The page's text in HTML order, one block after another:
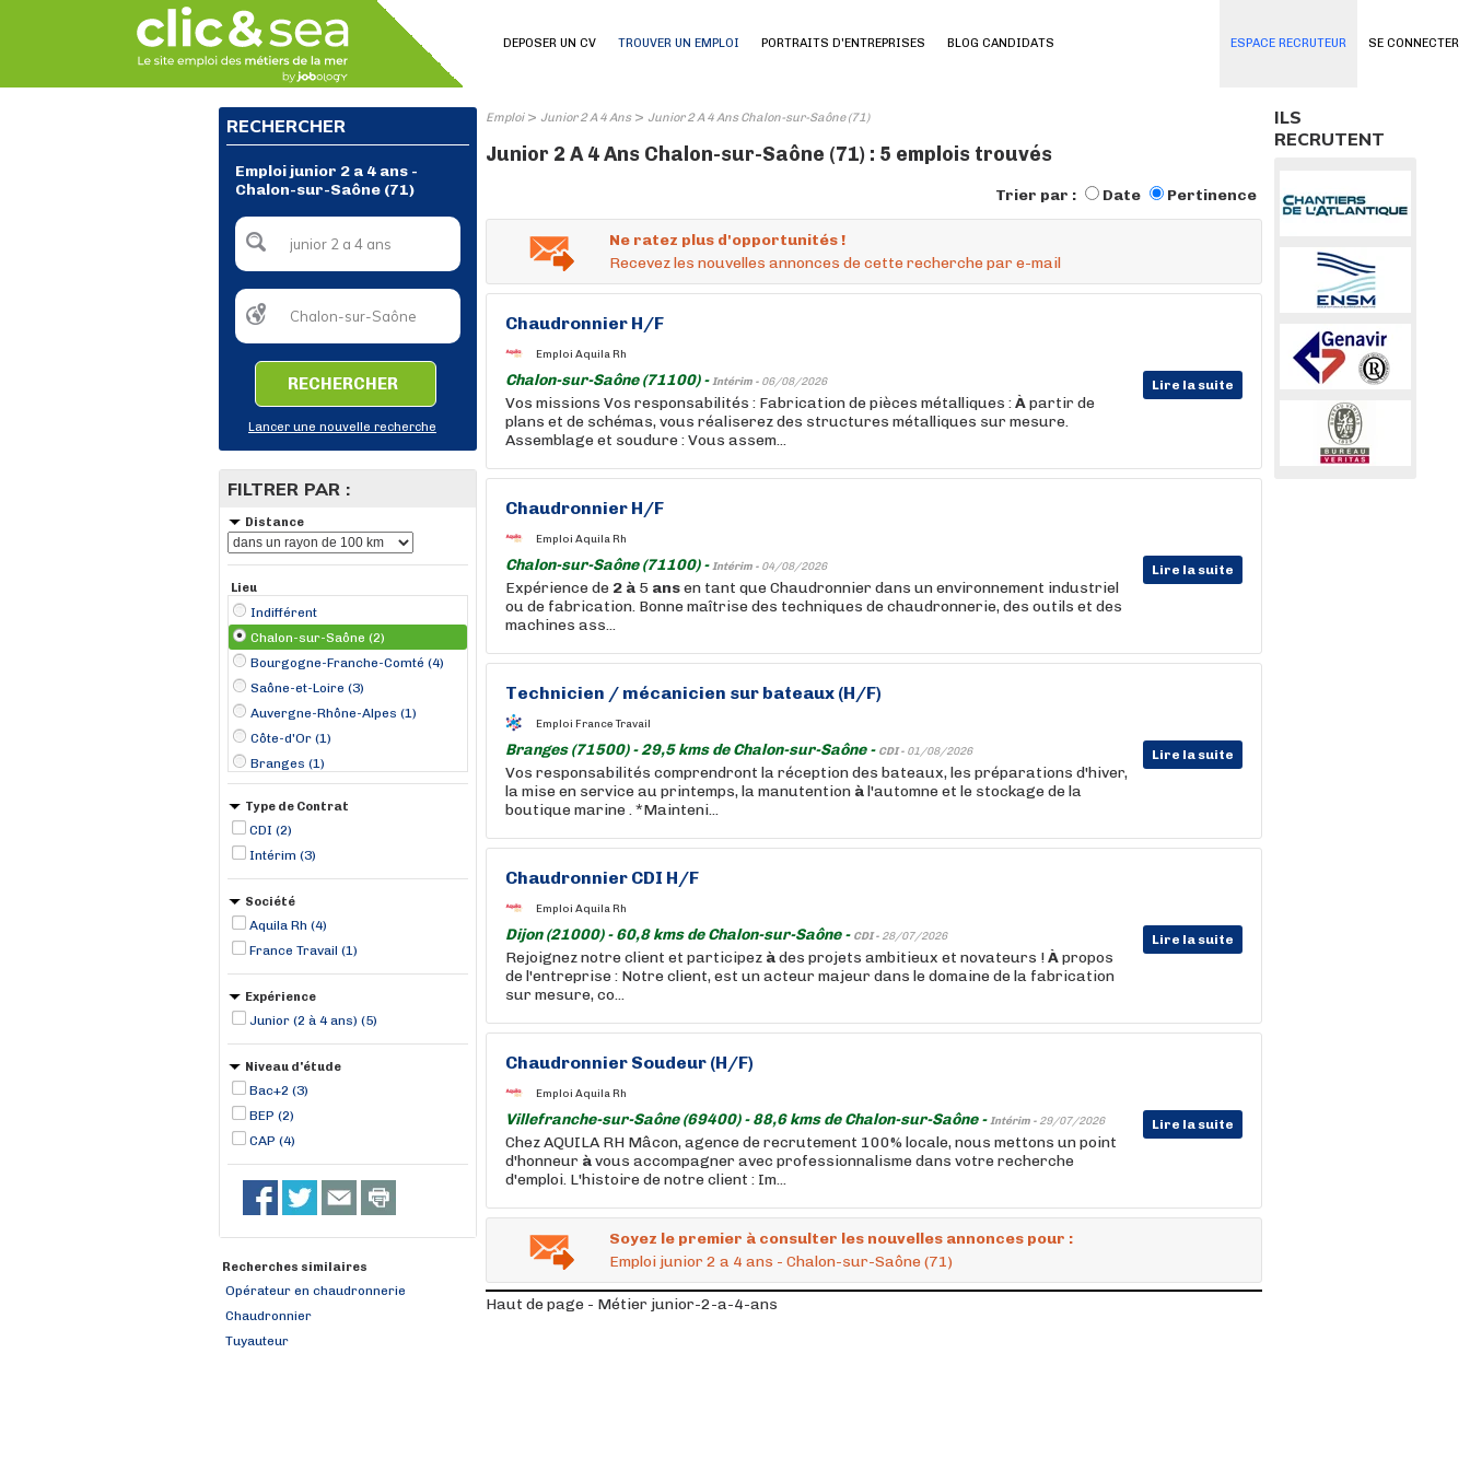
SE CONNECTER
DEPOSER UN CV TROUVER UN EMPLOI PORTRAITS D'ENTREPRISES BLOG CANDIDATS ESPACE RECRUTEUR
RECHERCHER
Emploi junior 2 a 4 ans -
Chalon-sur-Saône (71)
RECHERCHER
Lancer une nouvelle recherche
FILTRER PAR :
Distance
Lieu
Indifférent
Chalon-sur-Saône (2)
Bourgogne-Franche-Comté (4)
Saône-et-Loire (3)
Auvergne-Rhône-Alpes (1)
Côte-d'Or (1)
Branges (1)
Dijon (1)
Villefranche-sur-Saône (1)
Type de Contrat
CDI (2)
Intérim (3)
Société
Aquila Rh (4)
France Travail (1)
Expérience
Junior (2 à 4 ans) (5)
Niveau d'étude
Bac+2 (3)
BEP (2)
CAP (4)
Recherches similaires
Opérateur en chaudronnerie
Chaudronnier
Tuyauteur
Emploi> Junior 2 A 4 Ans> Junior 2 A 4 Ans Chalon-sur-Saône (71)
Junior 2 A 4 Ans Chalon-sur-Saône (71) : 5 emplois trouvés
Trier par : Date Pertinence
Ne ratez plus d'opportunités !
Recevez les nouvelles annonces de cette recherche par e-mail
Chaudronnier H/F
Emploi Aquila Rh
Chalon-sur-Saône (71100) -Intérim - 06/08/2026 Lire la suite
Vos missions Vos responsabilités : Fabrication de pièces métalliques :Àpartir de
plans et de schémas, vous réaliserez des structures métalliques sur mesure.
Assemblage et soudure : Vous assem...
Chaudronnier H/F
Emploi Aquila Rh
Chalon-sur-Saône (71100) -Intérim - 04/08/2026 Lire la suite
Expérience de 2 à 5 ansen tant que Chaudronnier dans un environnement industriel
ou de fabrication. Bonne maîtrise des techniques de chaudronnerie, des outils et des
machines ass...
Technicien / mécanicien sur bateaux (H/F)
Emploi France Travail
Branges (71500) - 29,5 kms de Chalon-sur-Saône - CDI - 01/08/2026 Lire la suite
Vos responsabilités comprendront la réception des bateaux, les préparations d'hiver,
la mise en service au printemps, la manutention àl'automne et le stockage de la
boutique marine . *Mainteni...
Chaudronnier CDI H/F
Emploi Aquila Rh
Dijon (21000) - 60,8 kms de Chalon-sur-Saône - CDI - 28/07/2026 Lire la suite
Rejoignez notre client et participez àdes projets ambitieux et novateurs !Àpropos
de l'entreprise : Notre client, est un acteur majeur dans le domaine de la fabrication
sur mesure, co...
Chaudronnier Soudeur (H/F)
Emploi Aquila Rh
Villefranche-sur-Saône (69400) - 88,6 kms de Chalon-sur-Saône -Intérim - 29/07/2026 Lire la suite
Chez AQUILA RH Mâcon, agence de recrutement 100% locale, nous mettons un point
d'honneur àvous accompagner avec professionnalisme dans votre recherche
d'emploi. L'histoire de notre client : Im...
Soyez le premier à consulter les nouvelles annonces pour :
Emploi junior 2 a 4 ans - Chalon-sur-Saône (71)
Haut de page - Métier junior-2-a-4-ans
ILS
RECRUTENT